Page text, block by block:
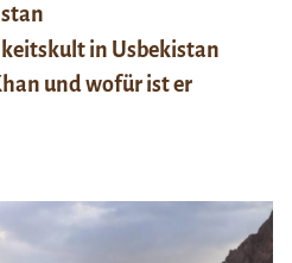
in Usbekistan
und wofür ist er